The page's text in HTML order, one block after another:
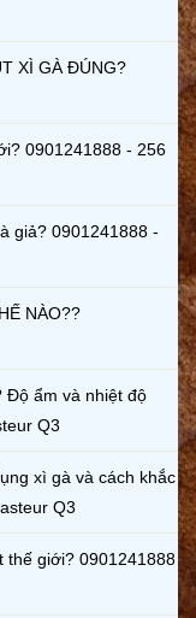
XÌ GÀ ĐÚNG?
0901241888 - 256
giả? 0901241888 -
NÀO??
Độ ẩm và nhiệt độ
Q3
xì gà và cách khắc
Q3
thế giới? 0901241888